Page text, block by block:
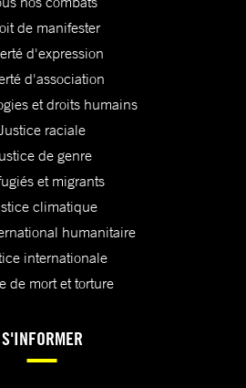
de manifester
d'expression
d'association
et droits humains
raciale
de genre
et migrants
climatique
humanitaire
internationale
de mort et torture
S'INFORMER